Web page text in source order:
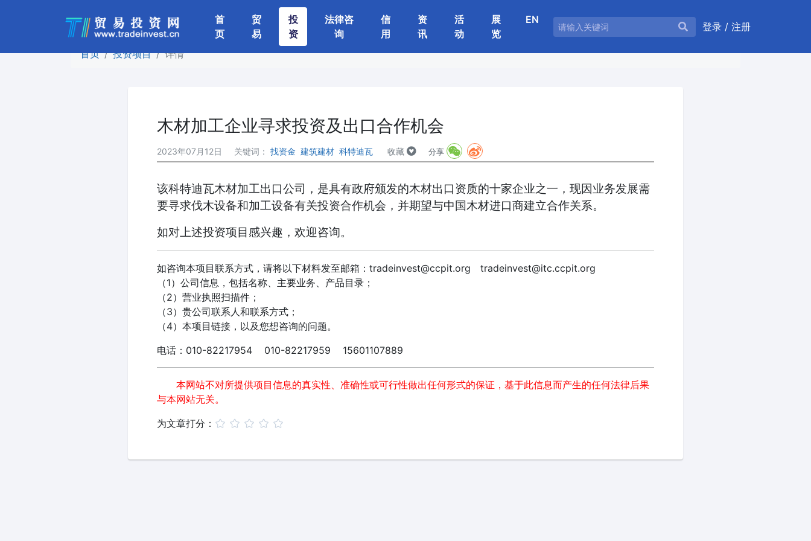
首
页(current)
贸
易
投
资
法律咨
询
信
用
资
讯
活
动
展
览
EN
登录 / 注册
首页 投资项目 详情
木材加工企业寻求投资及出口合作机会
2023年07月12日 关键词： 找资金 建筑建材 科特迪瓦 收藏 分享
该科特迪瓦木材加工出口公司，是具有政府颁发的木材出口资质的十家企业之一，现因业务发展需
要寻求伐木设备和加工设备有关投资合作机会，并期望与中国木材进口商建立合作关系。
如对上述投资项目感兴趣，欢迎咨询。
如咨询本项目联系方式，请将以下材料发至邮箱：tradeinvest@ccpit.org tradeinvest@itc.ccpit.org
（1）公司信息，包括名称、主要业务、产品目录；
（2）营业执照扫描件；
（3）贵公司联系人和联系方式；
（4）本项目链接，以及您想咨询的问题。
电话：010-82217954 010-82217959 15601107889
本网站不对所提供项目信息的真实性、准确性或可行性做出任何形式的保证，基于此信息而产生的任何法律后果
与本网站无关。
为文章打分：